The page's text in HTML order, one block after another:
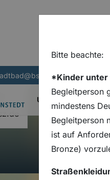
sz.de
UNSERE ANGEBOTE
Bitte beachte:
*Kinder unter
Begleitperson
mindestens
Begleitperson
ist auf
Bronze)